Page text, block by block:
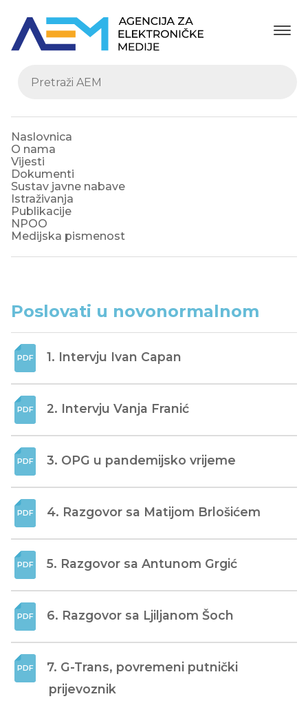
Naslovnica
O nama
Vijesti
Dokumenti
Sustav javne nabave
Istraživanja
Publikacije
NPOO
Medijska pismenost
Poslovati u novonormalnom
1. Intervju Ivan Capan
2. Intervju Vanja Franić
3. OPG u pandemijsko vrijeme
4. Razgovor sa Matijom Brlošićem
5. Razgovor sa Antunom Grgić
6. Razgovor sa Ljiljanom Šoch
7. G-Trans, povremeni putnički
prijevoznik